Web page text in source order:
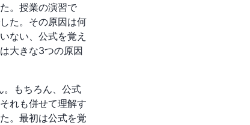
。授業の演習で
た。その原因は何
ない、公式を覚え
大きな3つの原因
。もちろん、公式
れも併せて理解す
。最初は公式を覚